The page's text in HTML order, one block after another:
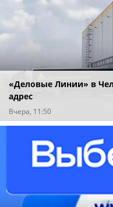
«Деловые Линии» в
адрес
Вчера, 11:50